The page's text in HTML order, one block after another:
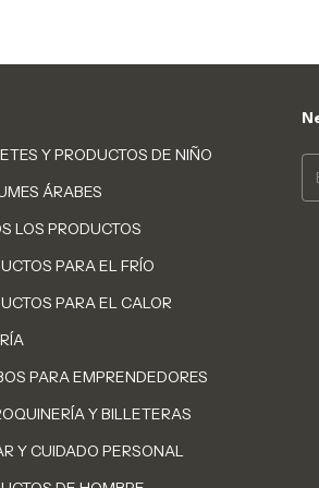
Y PRODUCTOS DE NIÑO
ÁRABES
LOS PRODUCTOS
PARA EL FRÍO
PARA EL CALOR
PARA EMPRENDEDORES
Y BILLETERAS
Y CUIDADO PERSONAL